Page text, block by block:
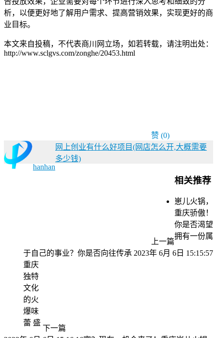
析，以便更好地了解用户需求、提高营销效果，实现更好的商
业目标。
本文来自投稿，不代表商川网立场，如若转载，请注明出处：
http://www.sclgvs.com/zonghe/20453.html
赞 (0)
hanhan
网上创业有什么好项目(网店怎么开,大概需要
多少钱)
上一篇
2023年 6月 6日 15:15:57
下一篇
相关推荐
崽儿火锅，
重庆骄傲！
你是否渴望
拥有一份属
于自己的事业？你是否向往传承
重庆
独特
文化
的火
爆味
蕾 盛